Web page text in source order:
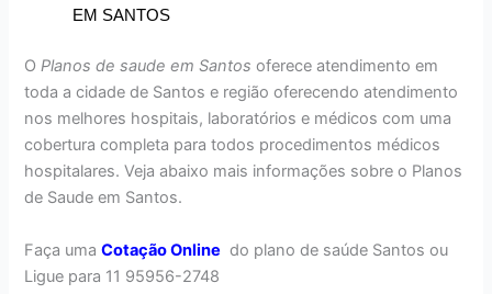
EM SANTOS
OPlanos de saude em Santos oferece atendimento em
toda a cidade de Santos e região oferecendo atendimento
nos melhores hospitais, laboratórios e médicos com uma
cobertura completa para todos procedimentos médicos
hospitalares. Veja abaixo mais informações sobre o Planos
de Saude em Santos.
Faça umaCotação Online do plano de saúde Santos ou
Ligue para 11 95956-2748